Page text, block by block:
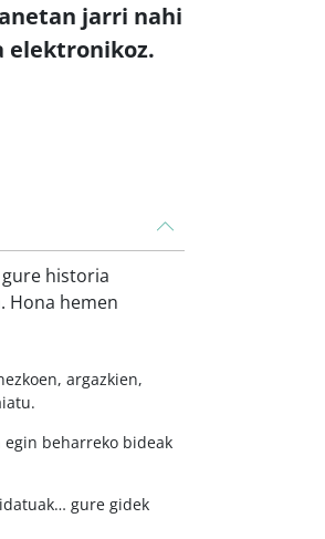
jarri nahi
elektronikoz.
historia
Hona hemen
argazkien,
egin beharreko bideak
gure gidek